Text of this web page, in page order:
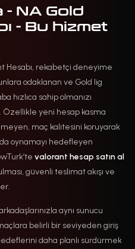
NA Gold
- Bu hizmet
Hesabı, rekabetçi deneyime
odaklanan ve Gold lig
hızlıca sahip olmanızı
yeni hesap kasma
maç kalitesini koruyarak
oynamayı hedefleyen
valorant hesap satın al
güvenli teslimat akışı ve
aynı sunucu
belirli bir seviyeden giriş
daha planlı sürdürmek